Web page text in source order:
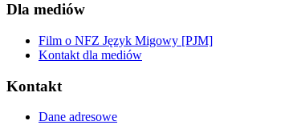
Dla mediów
Film o NFZ Język Migowy [PJM]
Kontakt dla mediów
Kontakt
Dane adresowe